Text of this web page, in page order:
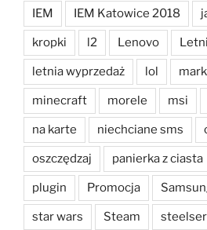
IEM IEM Katowice 2018
kropki l2 Lenovo
letnia wyprzedaż lol
minecraft morele msi
na karte niechciane sms
oszczędzaj panierka z ciasta
plugin Promocja
star wars Steam